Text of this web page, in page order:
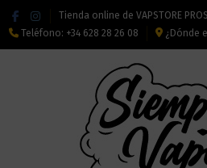
Tienda online de VAPSTORE
Teléfono: +34 628 28 26 08 ¿Dónde